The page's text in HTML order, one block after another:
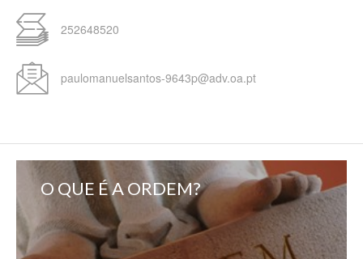
252648520
paulomanuelsantos-9643p@adv.oa.pt
O QUE É A ORDEM?